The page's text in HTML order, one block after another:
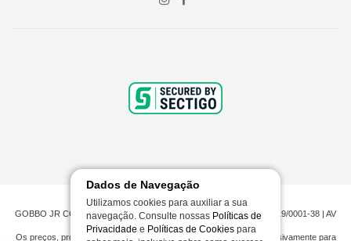
GOBBO JR COMERCIO DE PNEUMATICOS LTDA | CNPJ 00.201.519/0001-38 | AV
CAMPOS NOVOS, 623 - ITAJAÍ, SC
Os preços, promoções e condições de pagamento são válidos exclusivamente para
Dados de Navegação
Utilizamos cookies para auxiliar a sua
navegação. Consulte nossas Políticas de
Privacidade e Políticas de Cookiespara